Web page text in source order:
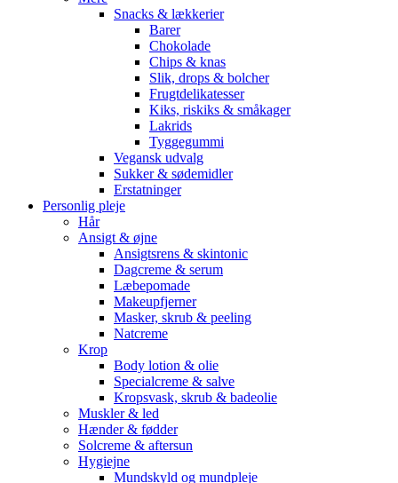
Snacks & lækkerier
Barer
Chokolade
Chips & knas
Slik, drops & bolcher
Frugtdelikatesser
Kiks, riskiks & småkager
Lakrids
Tyggegummi
Vegansk udvalg
Sukker & sødemidler
Erstatninger
Personlig pleje
Hår
Ansigt & øjne
Ansigtsrens & skintonic
Dagcreme & serum
Læbepomade
Makeupfjerner
Masker, skrub & peeling
Natcreme
Krop
Body lotion & olie
Specialcreme & salve
Kropsvask, skrub & badeolie
Muskler & led
Hænder & fødder
Solcreme & aftersun
Hygiejne
Mundskyld og mundpleje